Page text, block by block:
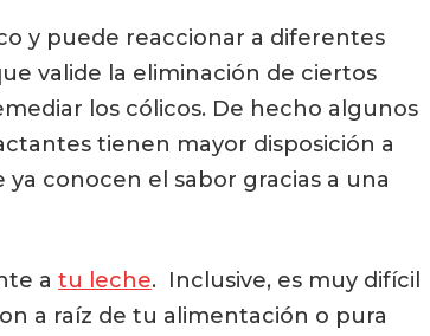
y puede reaccionar a diferentes
valide la eliminación de ciertos
los cólicos. De hecho algunos
tienen mayor disposición a
conocen el sabor gracias a una
a tu leche. Inclusive, es muy difícil
a raíz de tu alimentación o pura